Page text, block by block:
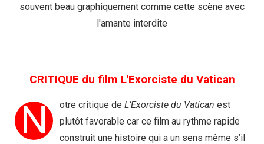
souvent beau graphiquement comme cette scène avec
l'amante interdite
CRITIQUE du film L'Exorciste du Vatican
N otre critique de L’Exorciste du Vatican est
plutôt favorable car ce film au rythme rapide
construit une histoire qui a un sens même s’il